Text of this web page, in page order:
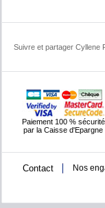
Suivre et partager Cyllene
Paiement 100 % sécurité
par la Caisse d'Epargne
Contact Nos